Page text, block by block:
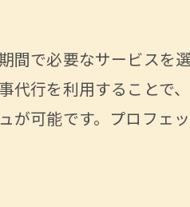
間で必要なサービスを
代行を利用することで
が可能です。プロフェ